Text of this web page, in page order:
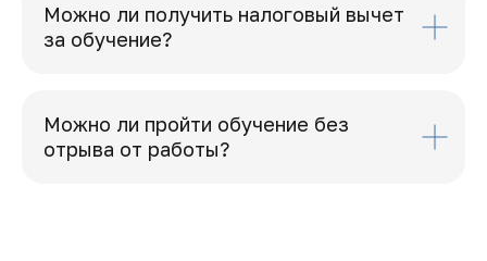
Можно ли получить налоговый вычет
за обучение?
Можно ли пройти обучение без
отрыва от работы?